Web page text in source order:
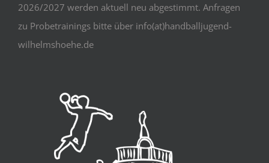
2026/2027 werden aktuell neu abgestimmt. Anfragen
zu Probetrainings bitte über info(at)handballjugend-
wilhelmshoehe.de